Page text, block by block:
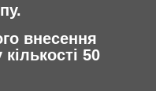
внесення
50